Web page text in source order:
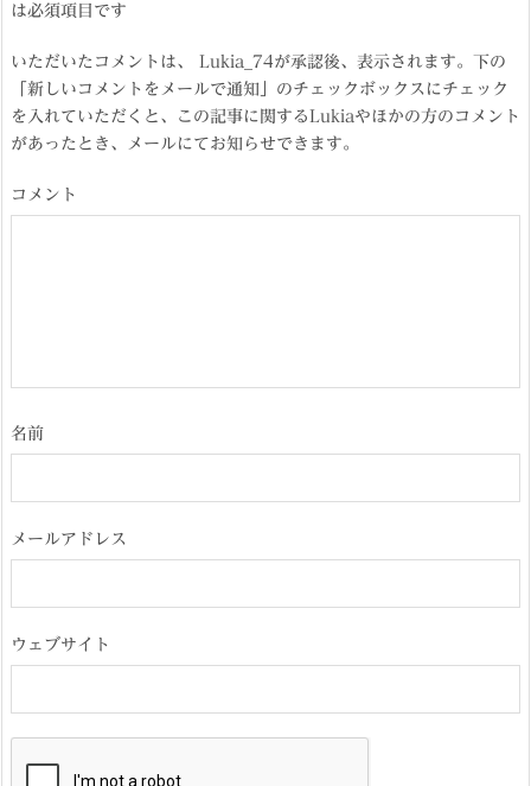
は必須項目です
いただいたコメントは、 Lukia_74が承認後、表示されます。下の
「新しいコメントをメールで通知」のチェックボックスにチェック
を入れていただくと、この記事に関するLukiaやほかの方のコメント
があったとき、メールにてお知らせできます。
コメント
名前
メールアドレス
ウェブサイト